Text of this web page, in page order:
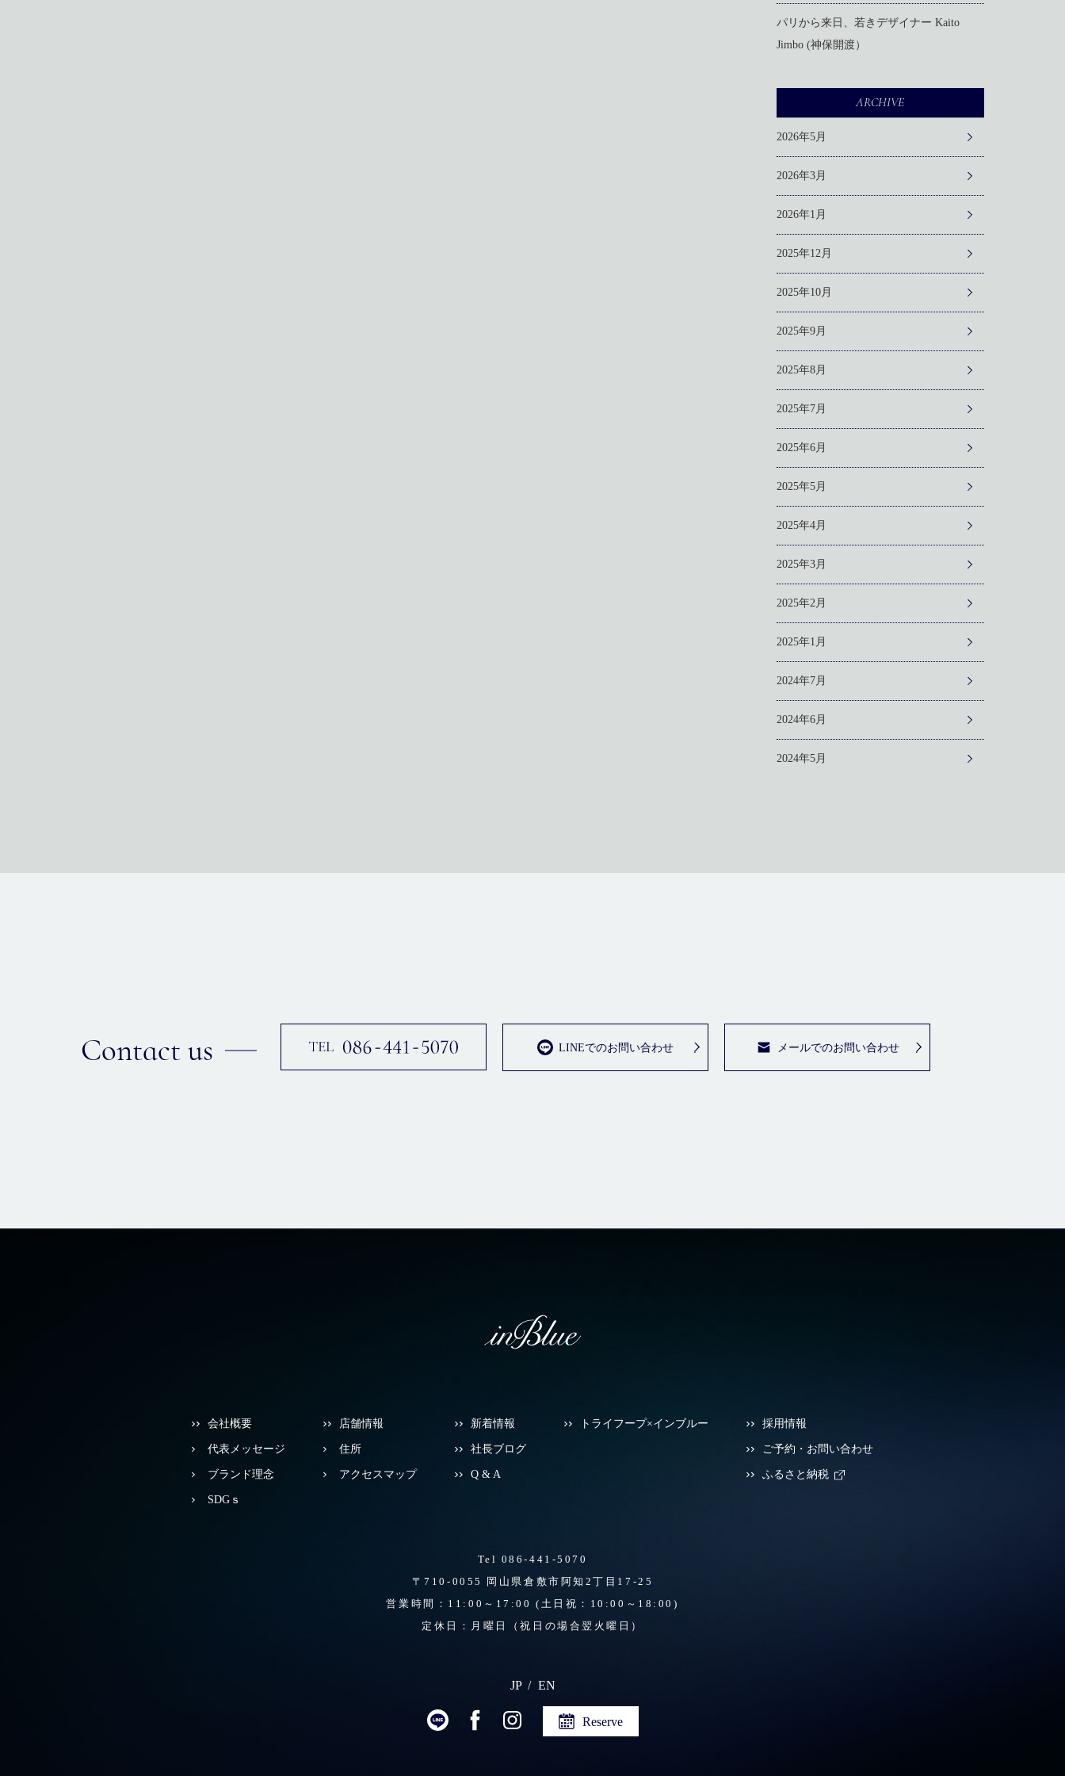
パリから来日、若きデザイナー Kaito
Jimbo (神保開渡）
ARCHIVE
2026年5月
2026年3月
2026年1月
2025年12月
2025年10月
2025年9月
2025年8月
2025年7月
2025年6月
2025年5月
2025年4月
2025年3月
2025年2月
2025年1月
2024年7月
2024年6月
2024年5月
Contact us LINEでのお問い合わせ メールでのお問い合わせ
会社概要
代表メッセージ
ブランド理念
SDGｓ
店舗情報
住所
アクセスマップ
新着情報
社長ブログ
Q & A
トライフープ×インブルー 採用情報
ご予約・お問い合わせ
ふるさと納税
Tel 086-441-5070
〒710-0055 岡山県倉敷市阿知2丁目17-25
営業時間：11:00～17:00 (土日祝：10:00～18:00)
定休日：月曜日（祝日の場合翌火曜日）
JP EN
Reserve